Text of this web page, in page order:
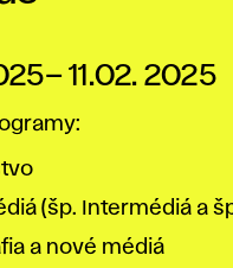
11.02. 2025
(šp. Intermédiá a
a nové médiá